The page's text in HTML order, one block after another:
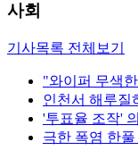
사회
기사목록 전체보기
"와이퍼 무색
인천서 해루질
'투표율 조작'
극한 폭염 한